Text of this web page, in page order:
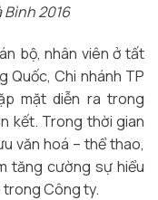
Bình 2016
bộ, nhân viên ở tất
Quốc, Chi nhánh TP
mặt diễn ra trong
kết. Trong thời gian
văn hoá – thể thao,
tăng cường sự hiểu
trong Công ty.